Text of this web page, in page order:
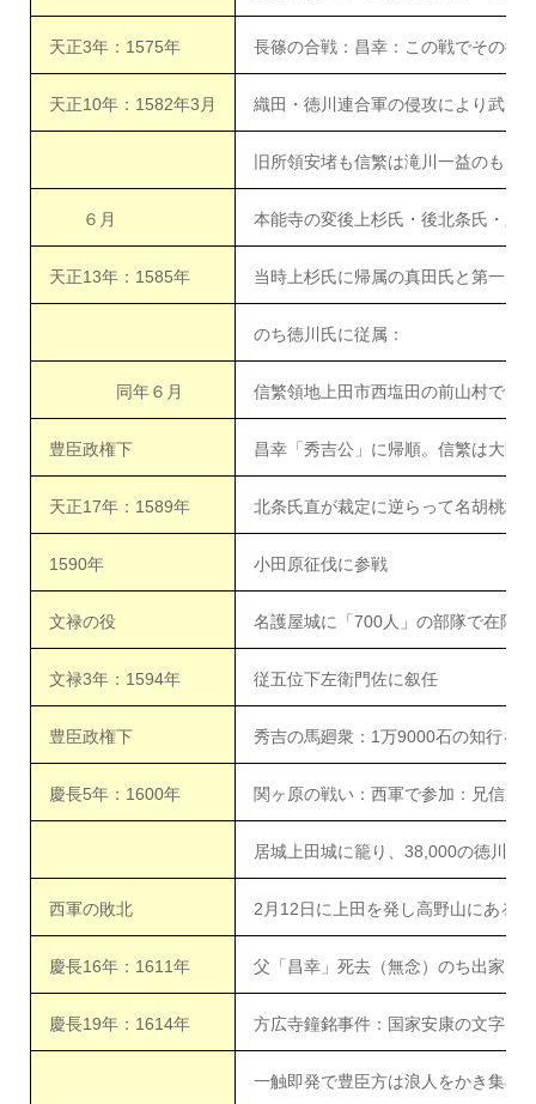
天正3年：1575年 長篠の合戦：昌幸：この戦でその後
天正10年：1582年3月 織田・徳川連合軍の侵攻により武田
旧所領安堵も信繁は滝川一益のもと
６月 本能寺の変後上杉氏・後北条氏・三
天正13年：1585年 当時上杉氏に帰属の真田氏と第一次
のち徳川氏に従属：
同年６月 信繁領地上田市西塩田の前山村で、
豊臣政権下 昌幸「秀吉公」に帰順。信繁は大阪
天正17年：1589年 北条氏直が裁定に逆らって名胡桃城
1590年 小田原征伐に参戦
文禄の役 名護屋城に「700人」の部隊で在陣
文禄3年：1594年 従五位下左衛門佐に叙任
豊臣政権下 秀吉の馬廻衆：1万9000石の知行を
慶長5年：1600年 関ヶ原の戦い：西軍で参加：兄信之
居城上田城に籠り、38,000の徳川軍
西軍の敗北 2月12日に上田を発し高野山にある
慶長16年：1611年 父「昌幸」死去（無念）のち出家「
慶長19年：1614年 方広寺鐘銘事件：国家安康の文字
一触即発で豊臣方は浪人をかき集め